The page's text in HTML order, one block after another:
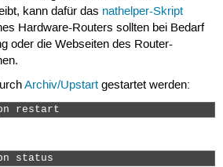
kann dafür das nathelper-Skript
Hardware-Routers sollten bei Bedarf
oder die Webseiten des Router-
Archiv/Upstartgestartet werden:
restart
status